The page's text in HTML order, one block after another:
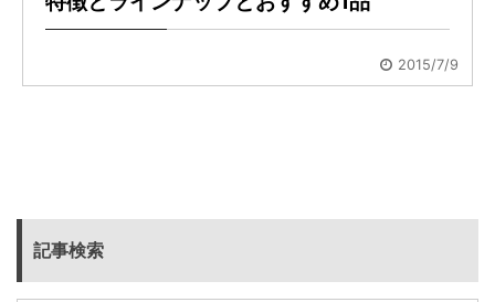
2015/7/9
記事検索